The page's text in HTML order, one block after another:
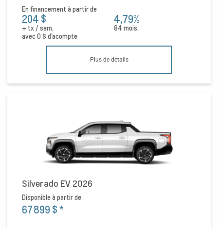
En financement à partir de
204 $
+ tx / sem.
4,79%
84 mois.
avec0 $ d'acompte
Plus de détails
Silverado EV 2026
Disponible à partir de
67 899 $*